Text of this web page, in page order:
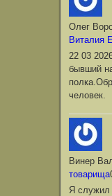
Олег
Виталия
22 03
бывший
человек.
Винер
товарища
Я служил